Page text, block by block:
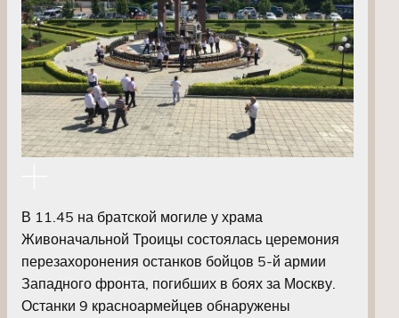
В 11.45 на братской могиле у храма
Живоначальной Троицы состоялась церемония
перезахоронения останков бойцов 5-й армии
Западного фронта, погибших в боях за Москву.
Останки 9 красноармейцев обнаружены